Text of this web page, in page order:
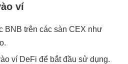
ví
BNB trên các sàn CEX như
ví DeFi để bắt đầu sử dụng.